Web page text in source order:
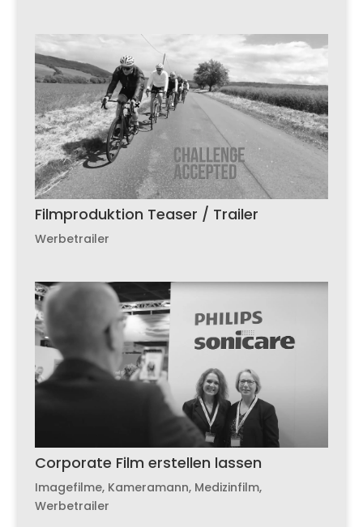
Filmproduktion Teaser / Trailer
Werbetrailer
Corporate Film erstellen lassen
Imagefilme, Kameramann, Medizinfilm,
Werbetrailer